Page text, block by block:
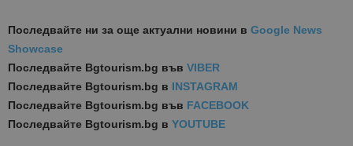
Последвайте ни за още актуални новини в Google News
Showcase
Последвайте Bgtourism.bg във VIBER
Последвайте Bgtourism.bg в INSTAGRAM
Последвайте Bgtourism.bg във FACEBOOK
Последвайте Bgtourism.bg в YOUTUBE